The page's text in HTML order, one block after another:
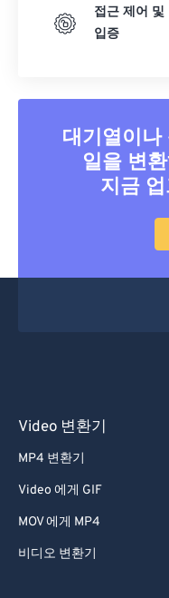
접근 제어 및
입증
대기열이나
일을 변
지금
Video 변환기
MP4 변환기
Video 에게 GIF
MOV 에게 MP4
비디오 변환기